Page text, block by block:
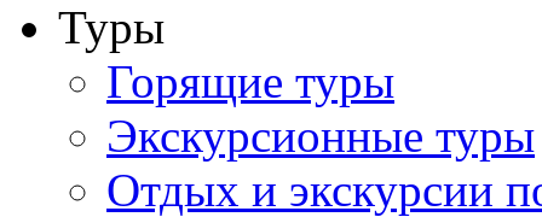
Туры
Горящие туры
Экскурсионные туры
Отдых и экскурсии